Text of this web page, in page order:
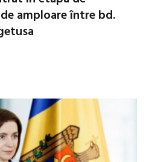
amploare între bd.